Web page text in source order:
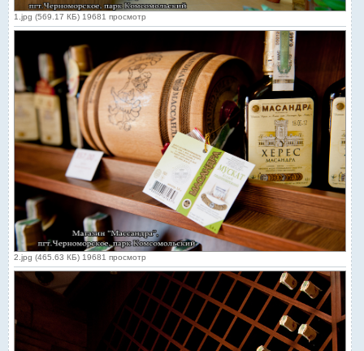
1.jpg (569.17 КБ) 19681 просмотр
2.jpg (465.63 КБ) 19681 просмотр